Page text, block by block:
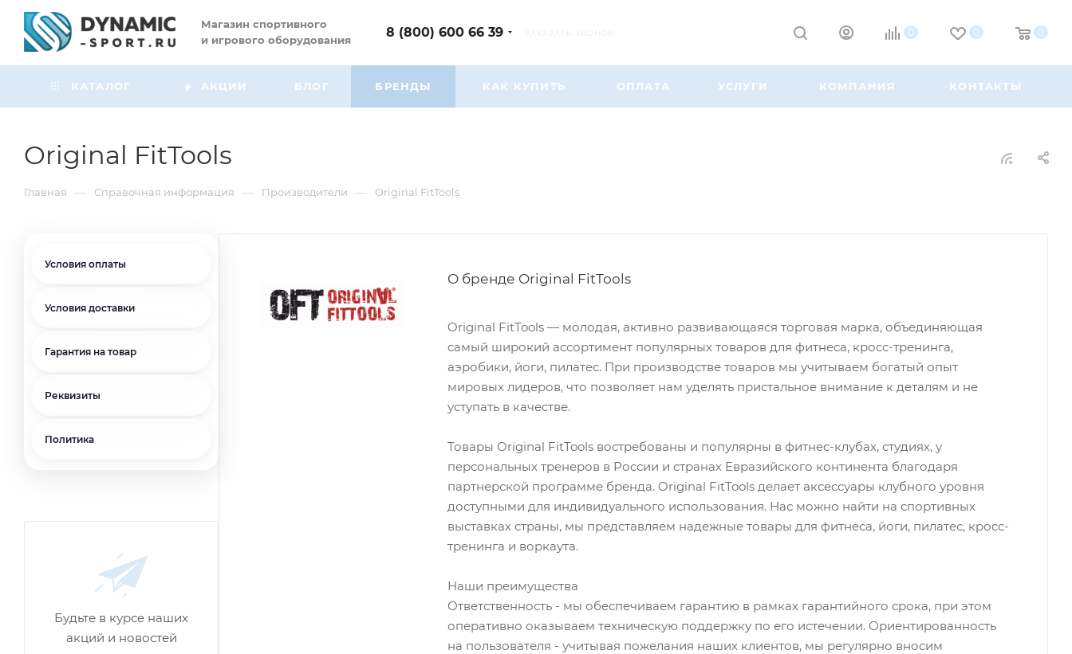
Магазин спортивного
и игрового оборудования
8 (800) 600 66 39 ЗАКАЗАТЬ ЗВОНОК 0 0 0
КАТАЛОГ АКЦИИ БЛОГ БРЕНДЫ КАК КУПИТЬ ОПЛАТА УСЛУГИ КОМПАНИЯ КОНТАКТЫ
Original FitTools
Главная — Справочная информация — Производители — Original FitTools
О бренде Original FitTools
Original FitTools — молодая, активно развивающаяся торговая марка, объединяющая
самый широкий ассортимент популярных товаров для фитнеса, кросс-тренинга,
аэробики, йоги, пилатес. При производстве товаров мы учитываем богатый опыт
мировых лидеров, что позволяет нам уделять пристальное внимание к деталям и не
уступать в качестве.
Товары Original FitTools востребованы и популярны в фитнес-клубах, студиях, у
персональных тренеров в России и странах Евразийского континента благодаря
партнерской программе бренда. Original FitTools делает аксессуары клубного уровня
доступными для индивидуального использования. Нас можно найти на спортивных
выставках страны, мы представляем надежные товары для фитнеса, йоги, пилатес, кросс-
тренинга и воркаута.
Наши преимущества
Ответственность - мы обеспечиваем гарантию в рамках гарантийного срока, при этом
оперативно оказываем техническую поддержку по его истечении. Ориентированность
на пользователя - учитывая пожелания наших клиентов, мы регулярно вносим
Условия оплаты
Условия доставки
Гарантия на товар
Реквизиты
Политика
Будьте в курсе наших
акций и новостей